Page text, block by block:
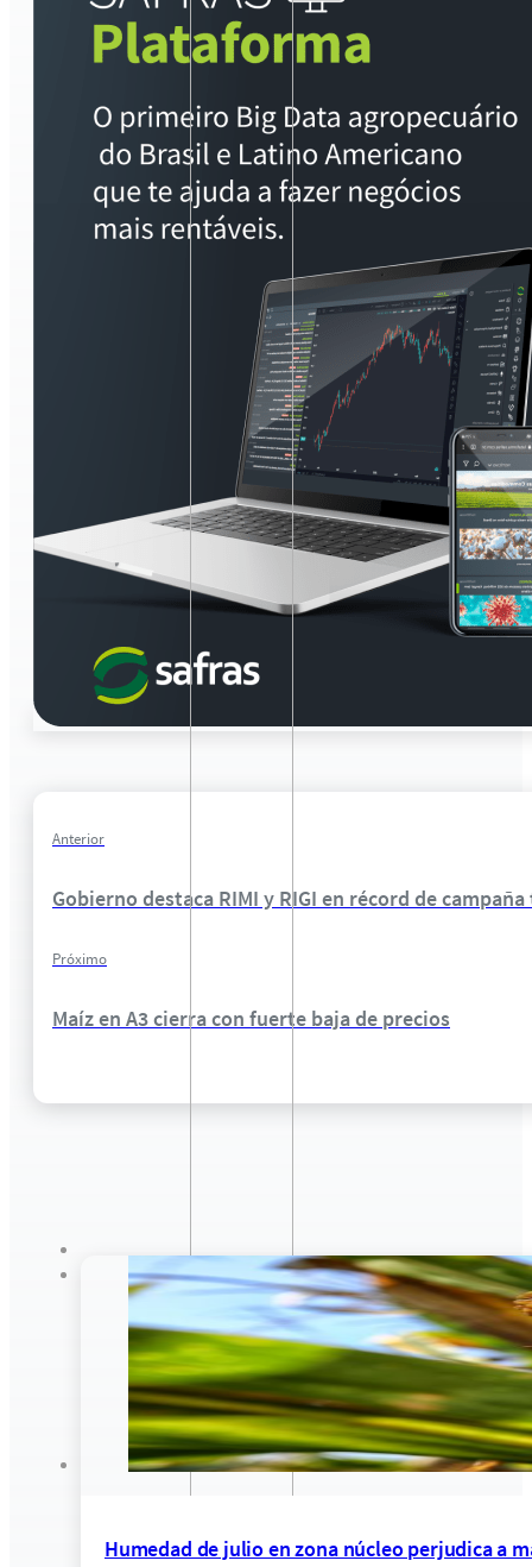
Anterior
Gobierno destaca RIMI y RIGI en récord de
Próximo
Maíz en A3 cierra con fuerte baja de precios
Humedad de julio en zona núcleo perjudica a